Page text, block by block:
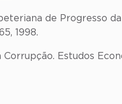
de Progresso
1998.
Estudos